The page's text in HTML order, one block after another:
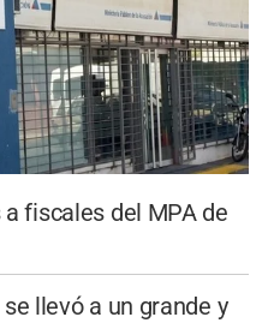
fiscales del MPA de
llevó a un grande y